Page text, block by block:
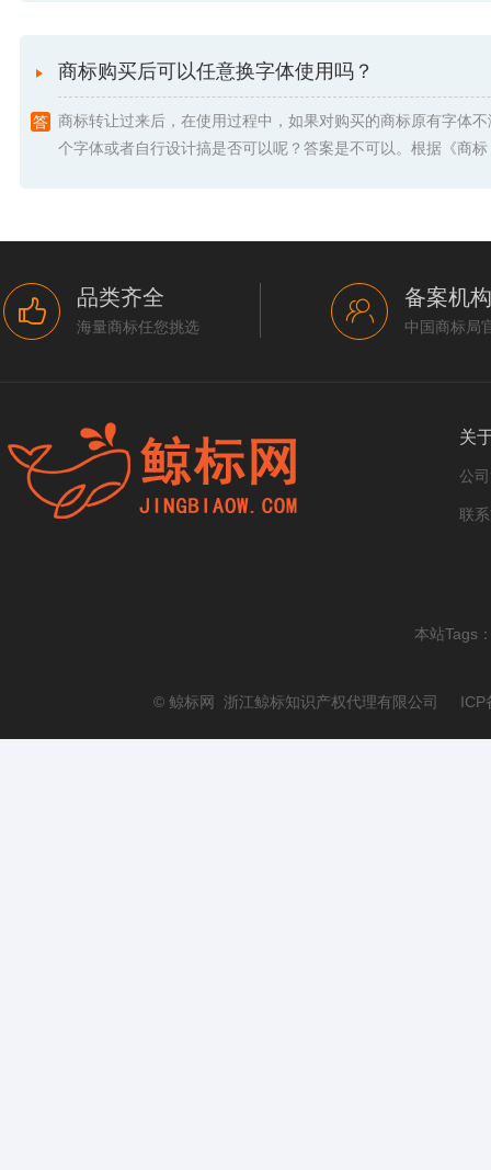
商标购买后可以任意换字体使用吗？
商标转让过来后，在使用过程中，如果对购买的商标原有字体
个字体或者自行设计搞是否可以呢？答案是不可以。根据《商
品类齐全
海量商标任您挑选
备案机构
中国商标局
关
公
联
本站Tags
© 鲸标网 浙江鲸标知识产权代理有限公司 ICP